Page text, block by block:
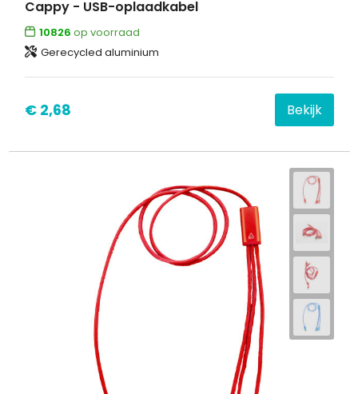
Cappy - USB-oplaadkabel
10826 op voorraad
Gerecycled aluminium
€ 2,68 Bekijk